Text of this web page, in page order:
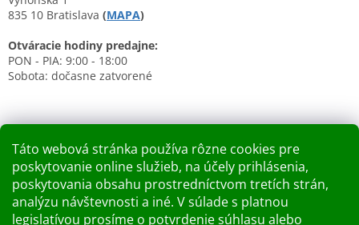
Táto webová stránka používa rôzne cookies pre
poskytovanie online služieb, na účely prihlásenia,
poskytovania obsahu prostredníctvom tretích strán,
analýzu návštevnosti a iné. V súlade s platnou
legislatívou prosíme o potvrdenie súhlasu alebo
835 10 Bratislava (MAPA)
Otváracie hodiny predajne:
PON - PIA: 9:00 - 18:00
Sobota: dočasne zatvorené
Nákupný košík
0KS / 0 €